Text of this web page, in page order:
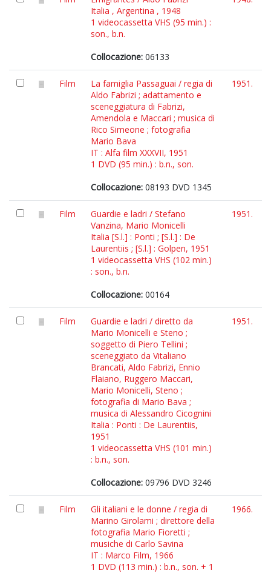
Italia , Argentina , 1948
1 videocassetta VHS (95 min.) :
son., b.n.
Collocazione: 06133
Film
La famiglia Passaguai / regia di
Aldo Fabrizi ; adattamento e
sceneggiatura di Fabrizi,
Amendola e Maccari ; musica di
Rico Simeone ; fotografia
Mario Bava
IT : Alfa film XXXVII, 1951
1 DVD (95 min.) : b.n., son.
Collocazione: 08193 DVD 1345
1951.
Film
Guardie e ladri / Stefano
Vanzina, Mario Monicelli
Italia [S.l.] : Ponti ; [S.l.] : De
Laurentiis ; [S.l.] : Golpen, 1951
1 videocassetta VHS (102 min.)
: son., b.n.
Collocazione: 00164
1951.
Film
Guardie e ladri / diretto da
Mario Monicelli e Steno ;
soggetto di Piero Tellini ;
sceneggiato da Vitaliano
Brancati, Aldo Fabrizi, Ennio
Flaiano, Ruggero Maccari,
Mario Monicelli, Steno ;
fotografia di Mario Bava ;
musica di Alessandro Cicognini
Italia : Ponti : De Laurentiis,
1951
1 videocassetta VHS (101 min.)
: b.n., son.
Collocazione: 09796 DVD 3246
1951.
Film
Gli italiani e le donne / regia di
Marino Girolami ; direttore della
fotografia Mario Fioretti ;
musiche di Carlo Savina
IT : Marco Film, 1966
1 DVD (113 min.) : b.n., son. + 1
1966.